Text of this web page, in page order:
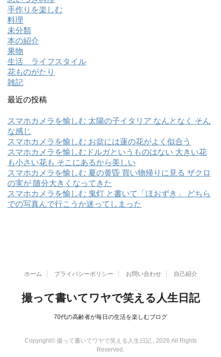
手作りを楽しむ
料理
未分類
本の紹介
果物
生活 ライフスタイル
花ものがたり
雑記
最近の投稿
スマホカメラを愉しむ 太陽の子イタリア なんとなく そん
な感じ
スマホカメラを愉しむ お盆には蓮の花がよく似合う
スマホカメラを愉しむドルガというものはない 大きい花
も小さい花も そこにあるから美しい
スマホカメラを愉しむ 夏の黄昏 買い物帰りに見る ザクロ
の実が 随分大きくなってきた
スマホカメラを愉しむ 鬼灯 と書いて「ほおずき」 どちら
での写真んで行こうか迷ってしまった
ホーム プライバシーポリシー お問い合わせ 自己紹介
撮って書いてワヤで笑える人生日記
70代の高齢者が毎日の生活を楽しむブログ
Copyright© 撮って書いてワヤで笑える人生日記 , 2026 All Rights
Reserved.